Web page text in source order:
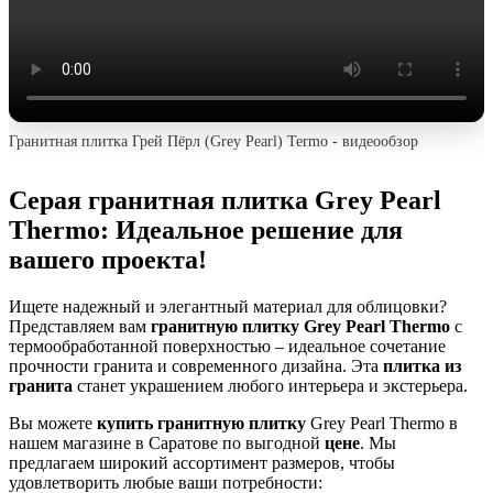
Гранитная плитка Грей Пёрл (Grey Pearl) Termo - видеообзор
Серая гранитная плитка Grey Pearl
Thermo: Идеальное решение для
вашего проекта!
Ищете надежный и элегантный материал для облицовки?
Представляем вам гранитную плитку Grey Pearl Thermo с
термообработанной поверхностью – идеальное сочетание
прочности гранита и современного дизайна. Эта плитка из
гранита станет украшением любого интерьера и экстерьера.
Вы можете купить гранитную плитку Grey Pearl Thermo в
нашем магазине в Саратове по выгодной цене. Мы
предлагаем широкий ассортимент размеров, чтобы
удовлетворить любые ваши потребности: